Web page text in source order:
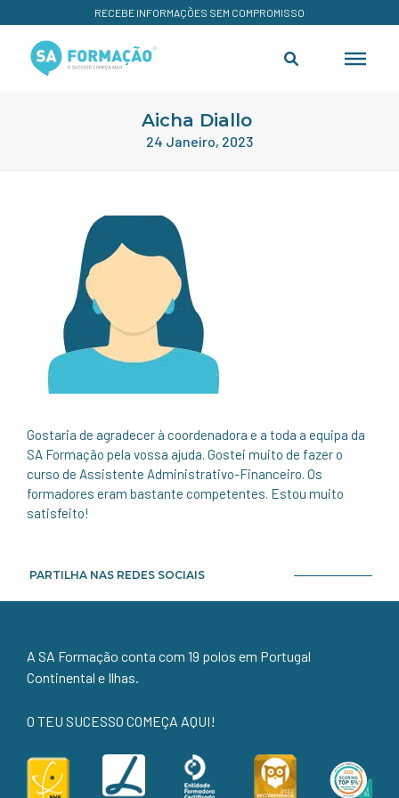
RECEBE INFORMAÇÕES SEM COMPROMISSO
Aicha Diallo
24 Janeiro, 2023
Gostaria de agradecer à coordenadora e a toda a equipa da
SA Formação pela vossa ajuda. Gostei muito de fazer o
curso de Assistente Administrativo-Financeiro. Os
formadores eram bastante competentes. Estou muito
satisfeito!
PARTILHA NAS REDES SOCIAIS
A SA Formação conta com 19 polos em Portugal
Continental e Ilhas.
O TEU SUCESSO COMEÇA AQUI!